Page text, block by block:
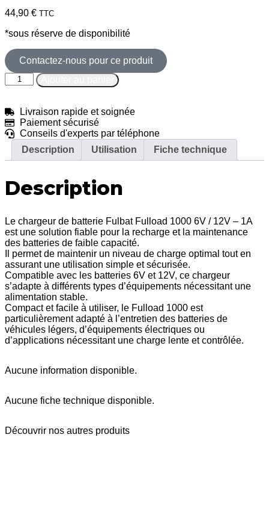
44,90 € TTC
*sous réserve de disponibilité
Contactez-nous pour ce produit
Livraison rapide et soignée
Paiement sécurisé
Conseils d'experts par téléphone
Description
Utilisation Fiche technique
Description
Le chargeur de batterie Fulbat Fulload 1000 6V / 12V – 1A
est une solution fiable pour la recharge et la maintenance
des batteries de faible capacité.
Il permet de maintenir un niveau de charge optimal tout en
assurant une utilisation simple et sécurisée.
Compatible avec les batteries 6V et 12V, ce chargeur
s’adapte à différents types d’équipements nécessitant une
alimentation stable.
Compact et facile à utiliser, le Fulload 1000 est
particulièrement adapté à l’entretien des batteries de
véhicules légers, d’équipements électriques ou
d’applications nécessitant une charge lente et contrôlée.
Aucune information disponible.
Aucune fiche technique disponible.
Découvrir nos autres produits